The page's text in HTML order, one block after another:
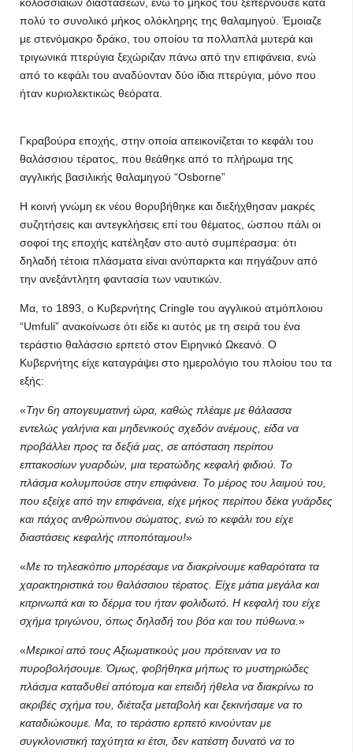
πολύ το συνολικό μήκος ολόκληρης της θαλαμηγού. Έμοιαζε
με στενόμακρο δράκο, του οποίου τα πολλαπλά μυτερά και
τριγωνικά πτερύγια ξεχώριζαν πάνω από την επιφάνεια, ενώ
από το κεφάλι του αναδύονταν δύο ίδια πτερύγια, μόνο που
ήταν κυριολεκτικώς θεόρατα.
Γκραβούρα εποχής, στην οποία απεικονίζεται το κεφάλι του
θαλάσσιου τέρατος, που θεάθηκε από το πλήρωμα της
αγγλικής βασιλικής θαλαμηγού “Osborne”
Η κοινή γνώμη εκ νέου θορυβήθηκε και διεξήχθησαν μακρές
συζητήσεις και αντεγκλήσεις επί του θέματος, ώσπου πάλι οι
σοφοί της εποχής κατέληξαν στο αυτό συμπέρασμα: ότι
δηλαδή τέτοια πλάσματα είναι ανύπαρκτα και πηγάζουν από
την ανεξάντλητη φαντασία των ναυτικών.
Μα, το 1893, ο Κυβερνήτης Cringle του αγγλικού ατμόπλοιου
“Umfuli” ανακοίνωσε ότι είδε κι αυτός με τη σειρά του ένα
τεράστιο θαλάσσιο ερπετό στον Ειρηνικό Ωκεανό. Ο
Κυβερνήτης είχε καταγράψει στο ημερολόγιο του πλοίου του τα
εξής:
Την 6η απογευματινή ώρα, καθώς πλέαμε με θάλασσα
εντελώς γαλήνια και μηδενικούς σχεδόν ανέμους, είδα να
προβάλλει προς τα δεξιά μας, σε απόσταση περίπου
επτακοσίων γυαρδών, μια τερατώδης κεφαλή φιδιού. Το
πλάσμα κολυμπούσε στην επιφάνεια. Το μέρος του λαιμού του,
που εξείχε από την επιφάνεια, είχε μήκος περίπου δέκα γυάρδες
και πάχος ανθρώπινου σώματος, ενώ το κεφάλι του είχε
διαστάσεις κεφαλής ιπποπόταμου!
Με το τηλεσκόπιο μπορέσαμε να διακρίνουμε καθαρότατα τα
χαρακτηριστικά του θαλάσσιου τέρατος. Είχε μάτια μεγάλα και
κιτρινωπά και το δέρμα του ήταν φολιδωτό. Η κεφαλή του είχε
σχήμα τριγώνου, όπως δηλαδή του βόα και του πύθωνα.
Μερικοί από τους Αξιωματικούς μου πρότειναν να το
πυροβολήσουμε. Όμως, φοβήθηκα μήπως το μυστηριώδες
πλάσμα καταδυθεί απότομα και επειδή ήθελα να διακρίνω το
ακριβές σχήμα του, διέταξα μεταβολή και ξεκινήσαμε να το
καταδιώκουμε. Μα, το τεράστιο ερπετό κινούνταν με
συγκλονιστική ταχύτητα κι έτσι, δεν κατέστη δυνατό να το